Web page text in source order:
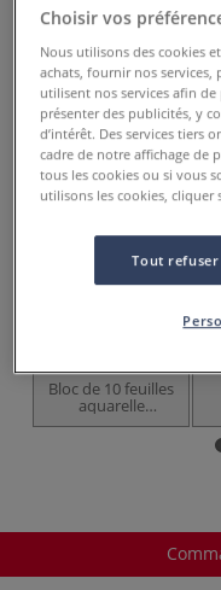
Ces articles
intéresser
Bloc de 10 feuilles
aquarelle
CORNWALL de
Choisir vos
Nous utilisons des cookies
achats, fournir nos
utilisent nos services afin
présenter des publicités, y
d’intérêt. Des services tiers
cadre de notre affichage de
tous les cookies ou si vous
utilisons les cookies, cliquer
Tout refuser